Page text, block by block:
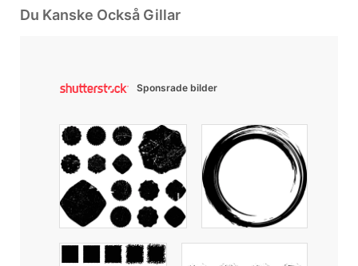
Du Kanske Också Gillar
Sponsrade bilder